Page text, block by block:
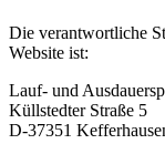
Die verantwortliche
Website ist:
Lauf- und
Küllstedter Straße 5
D-37351